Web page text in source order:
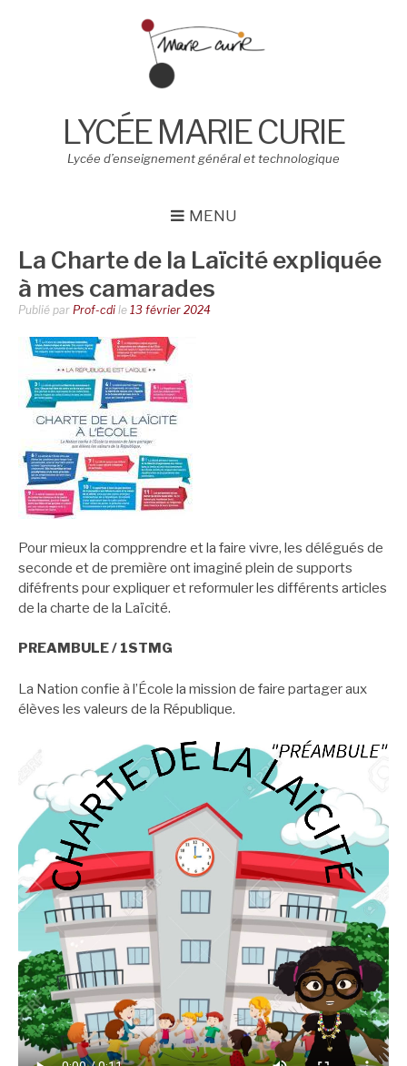
LYCÉE MARIE CURIE
Lycée d’enseignement général et technologique
MENU
La Charte de la Laïcité expliquée
à mes camarades
Publié par Prof-cdi le 13 février 2024
Pour mieux la compprendre et la faire vivre, les délégués de
seconde et de première ont imaginé plein de supports
diféfrents pour expliquer et reformuler les différents articles
de la charte de la Laïcité.
PREAMBULE / 1STMG
La Nation confie à l’École la mission de faire partager aux
élèves les valeurs de la République.